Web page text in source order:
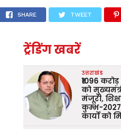
संगठित करने में लगे थे डीएम
SHARE TWEET
ट्रेंडिंग खबरें
उत्तराखंड
₹1096
को
मंजूरी,
कुम्भ-
कार्यों को